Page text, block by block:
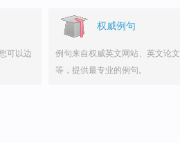
可以边
权威例句
例句来自权威英文网站、英文论文
等，提供最专业的例句。